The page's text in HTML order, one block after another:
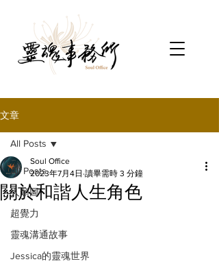
文章
All Posts
人類圖
超覺力
靈魂溝通故事
Jessica的靈魂世界
All Posts
關於和諧人生角色
Soul Office
2023年7月4日 讀畢需時 3 分鐘